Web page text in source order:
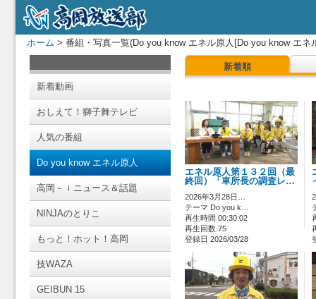
ホーム > 番組・写真一覧(Do you know エネル原人[Do you know エネ
新着動画
おしえて！獅子舞テレビ
人気の番組
Do you know エネル原人
高岡－ｉニュース＆話題
NINJAのとりこ
もっと！ホット！高岡
技WAZA
GEIBUN 15
新着順
エネル原人第１３２回（最
終回）「車所長の調査レ…
2026年3月28日…
テーマ Do you k…
再生時間 00:30:02
再生回数 75
登録日 2026/03/28